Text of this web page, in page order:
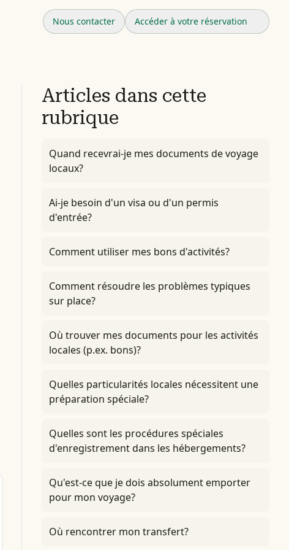
Nous contacter Accéder à votre réservation
Articles dans cette
rubrique
Quand recevrai-je mes documents de voyage
locaux?
Ai-je besoin d'un visa ou d'un permis
d'entrée?
Comment utiliser mes bons d'activités?
Comment résoudre les problèmes typiques
sur place?
Où trouver mes documents pour les activités
locales (p.ex. bons)?
Quelles particularités locales nécessitent une
préparation spéciale?
Quelles sont les procédures spéciales
d'enregistrement dans les hébergements?
Qu'est-ce que je dois absolument emporter
pour mon voyage?
Où rencontrer mon transfert?